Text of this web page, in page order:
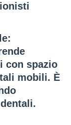
:
con spazio
mobili. È